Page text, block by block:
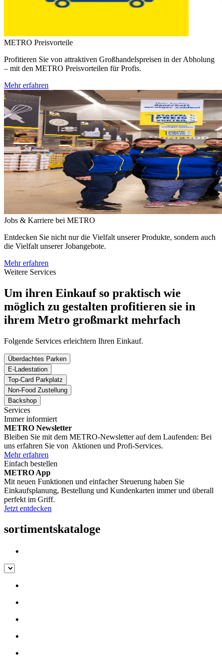
METRO Preisvorteile
Profitieren Sie von attraktiven Großhandelspreisen in der Abholung
– mit den METRO Preisvorteilen für Profis.
Mehr erfahren
Jobs & Karriere bei METRO
Entdecken Sie nicht nur die Vielfalt unserer Produkte, sondern auch
die Vielfalt unserer Jobangebote.
Mehr erfahren
Weitere Services
Um ihren Einkauf so praktisch wie
möglich zu gestalten profitieren sie in
ihrem Metro großmarkt mehrfach
Folgende Services erleichtern Ihren Einkauf.
Überdachtes Parken
E-Ladestation
Top-Card Parkplatz
Non-Food Zustellung
Backshop
Services
Immer informiert
METRO Newsletter
Bleiben Sie mit dem METRO-Newsletter auf dem Laufenden: Bei
uns erfahren Sie von Aktionen und Profi-Services.
Mehr erfahren
Einfach bestellen
METRO App
Mit neuen Funktionen und einfacher Steuerung haben Sie
Einkaufsplanung, Bestellung und Kundenkarten immer und überall
perfekt im Griff.
Jetzt entdecken
sortimentskataloge